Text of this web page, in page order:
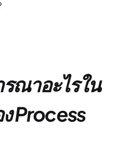
ณาอะไรใน
Process